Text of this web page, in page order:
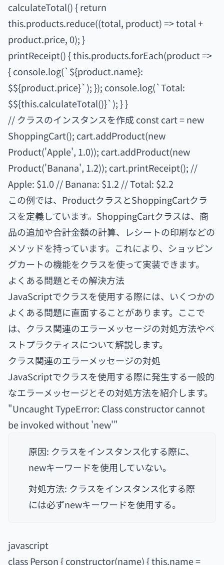
calculateTotal() { return
this.products.reduce((total, product) => total +
product.price, 0); }
printReceipt() { this.products.forEach(product =>
{ console.log(`${product.name}:
$${product.price}`); }); console.log(`Total:
$${this.calculateTotal()}`); } }
// クラスのインスタンスを作成 const cart = new
ShoppingCart(); cart.addProduct(new
Product('Apple', 1.0)); cart.addProduct(new
Product('Banana', 1.2)); cart.printReceipt(); //
Apple: $1.0 // Banana: $1.2 // Total: $2.2
この例では、ProductクラスとShoppingCartクラ
スを定義しています。ShoppingCartクラスは、商
品の追加や合計金額の計算、レシートの印刷などの
メソッドを持っています。これにより、ショッピン
グカートの機能をクラスを使って実装できます。
よくある問題とその解決方法
JavaScriptでクラスを使用する際には、いくつかの
よくある問題に直面することがあります。ここで
は、クラス関連のエラーメッセージの対処方法やベ
ストプラクティスについて解説します。
クラス関連のエラーメッセージの対処
JavaScriptでクラスを使用する際に発生する一般的
なエラーメッセージとその対処方法を紹介します。
"Uncaught TypeError: Class constructor cannot
be invoked without 'new'"
原因: クラスをインスタンス化する際に、
newキーワードを使用していない。
対処方法: クラスをインスタンス化する際
には必ずnewキーワードを使用する。
javascript
class Person { constructor(name) { this.name =